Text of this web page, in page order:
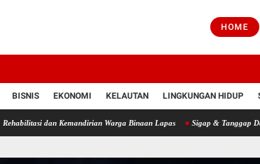
HOME
BISNIS EKONOMI KELAUTAN LINGKUNGAN HIDUP
Kemandirian Warga Binaan Lapas Sigap & Tanggap Darurat, Yonif